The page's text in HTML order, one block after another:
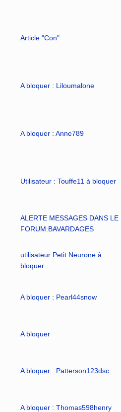
Article "Con"
A bloquer : Liloumalone
A bloquer : Anne789
Utilisateur : Touffe11 à bloquer
ALERTE MESSAGES DANS LE
FORUM:BAVARDAGES
utilisateur Petit Neurone à
bloquer
A bloquer : Pearl44snow
A bloquer
A bloquer : Patterson123dsc
A bloquer : Thomas598henry